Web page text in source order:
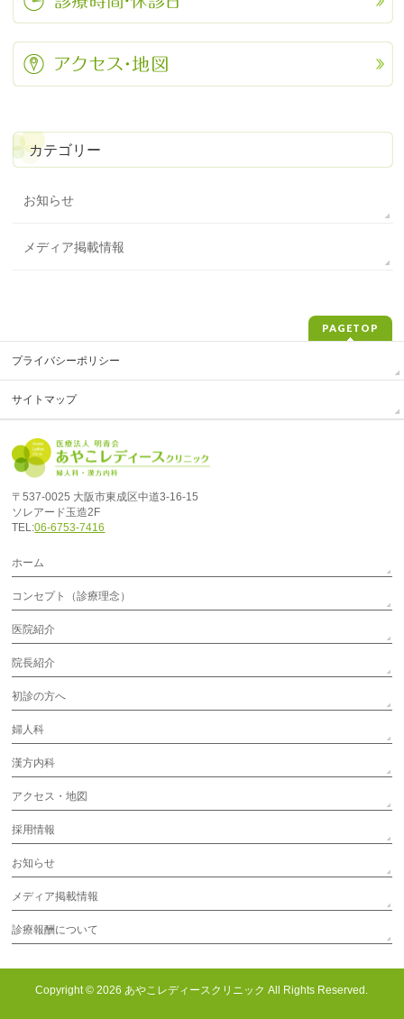
カテゴリー
お知らせ
メディア掲載情報
PAGETOP
プライバシーポリシー
サイトマップ
〒537-0025 大阪市東成区中道3-16-15
ソレアード玉造2F
TEL:06-6753-7416
ホーム
コンセプト（診療理念）
医院紹介
院長紹介
初診の方へ
婦人科
漢方内科
アクセス・地図
採用情報
お知らせ
メディア掲載情報
診療報酬について
Copyright © 2026あやこレディースクリニック All Rights Reserved.